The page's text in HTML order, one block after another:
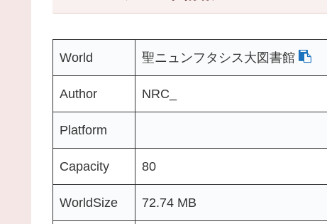
World 聖ニュンフタシス大図書館
Author NRC_
Platform
Capacity 80
WorldSize 72.74 MB